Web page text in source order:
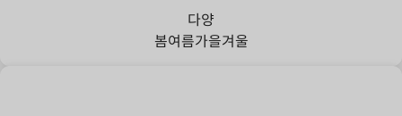
다양
봄여름가을겨울